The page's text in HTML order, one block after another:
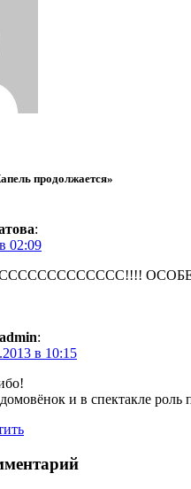
продолжается»
:
02:09
admin:
в 10:15
и в спектакле роль